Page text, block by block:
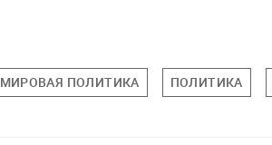
МИРОВАЯ ПОЛИТИКА ПОЛИТИКА